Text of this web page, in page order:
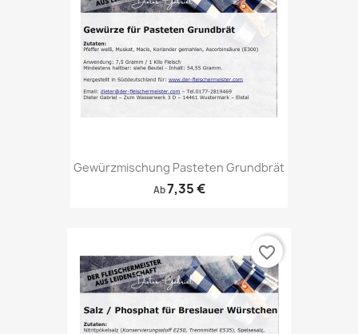
Gewürzmischung Pasteten Grundbrät
Ab7,35 €
favorite_border